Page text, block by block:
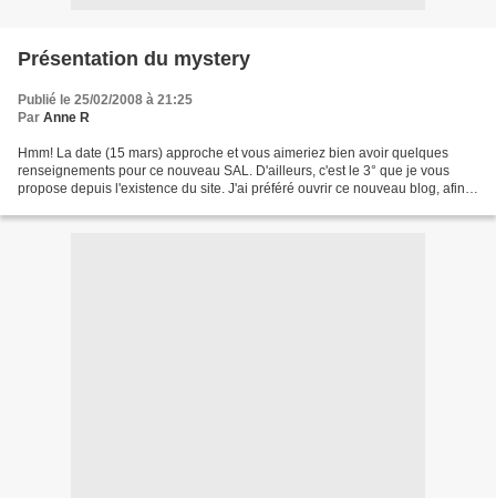
Présentation du mystery
Publié le 25/02/2008 à 21:25
Par Anne R
Hmm! La date (15 mars) approche et vous aimeriez bien avoir quelques
renseignements pour ce nouveau SAL. D'ailleurs, c'est le 3° que je vous
propose depuis l'existence du site. J'ai préféré ouvrir ce nouveau blog, afin